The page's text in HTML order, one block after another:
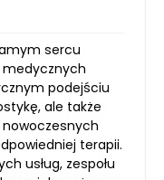
sercu
medycznych
podejściu
ale także
terapii.
usług, zespołu